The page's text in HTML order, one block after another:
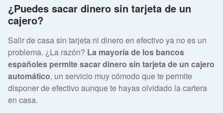
¿Puedes sacar dinero sin tarjeta de un
cajero?
Salir de casa sin tarjeta ni dinero en efectivo ya no es un
problema. ¿La razón? La mayoría de los bancos
españoles permite sacar dinero sin tarjeta de un cajero
automático, un servicio muy cómodo que te permite
disponer de efectivo aunque te hayas olvidado la cartera
en casa.